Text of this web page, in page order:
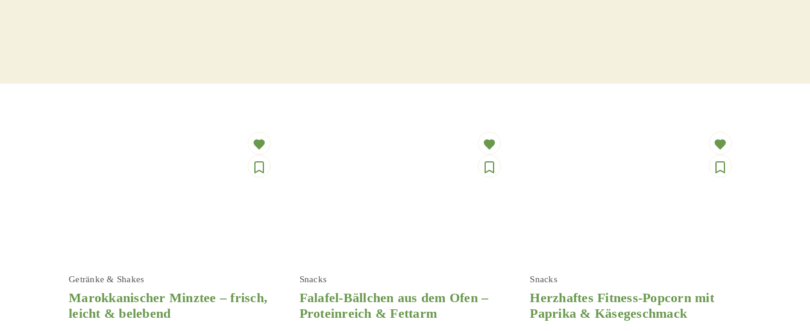
Getränke & Shakes
Marokkanischer Minztee – frisch,
leicht & belebend
Snacks
Falafel-Bällchen aus dem Ofen –
Proteinreich & Fettarm
Snacks
Herzhaftes Fitness-Popcorn mit
Paprika & Käsegeschmack